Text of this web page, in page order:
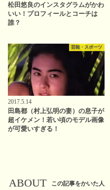
松田悠良のインスタグラムがかわ
いい！プロフィールとコーチは
誰？
芸能・スポーツ
2017.5.14
田島都（村上弘明の妻）の息子が
超イケメン！若い頃のモデル画像
が可愛いすぎる！
ABOUT この記事をかいた人